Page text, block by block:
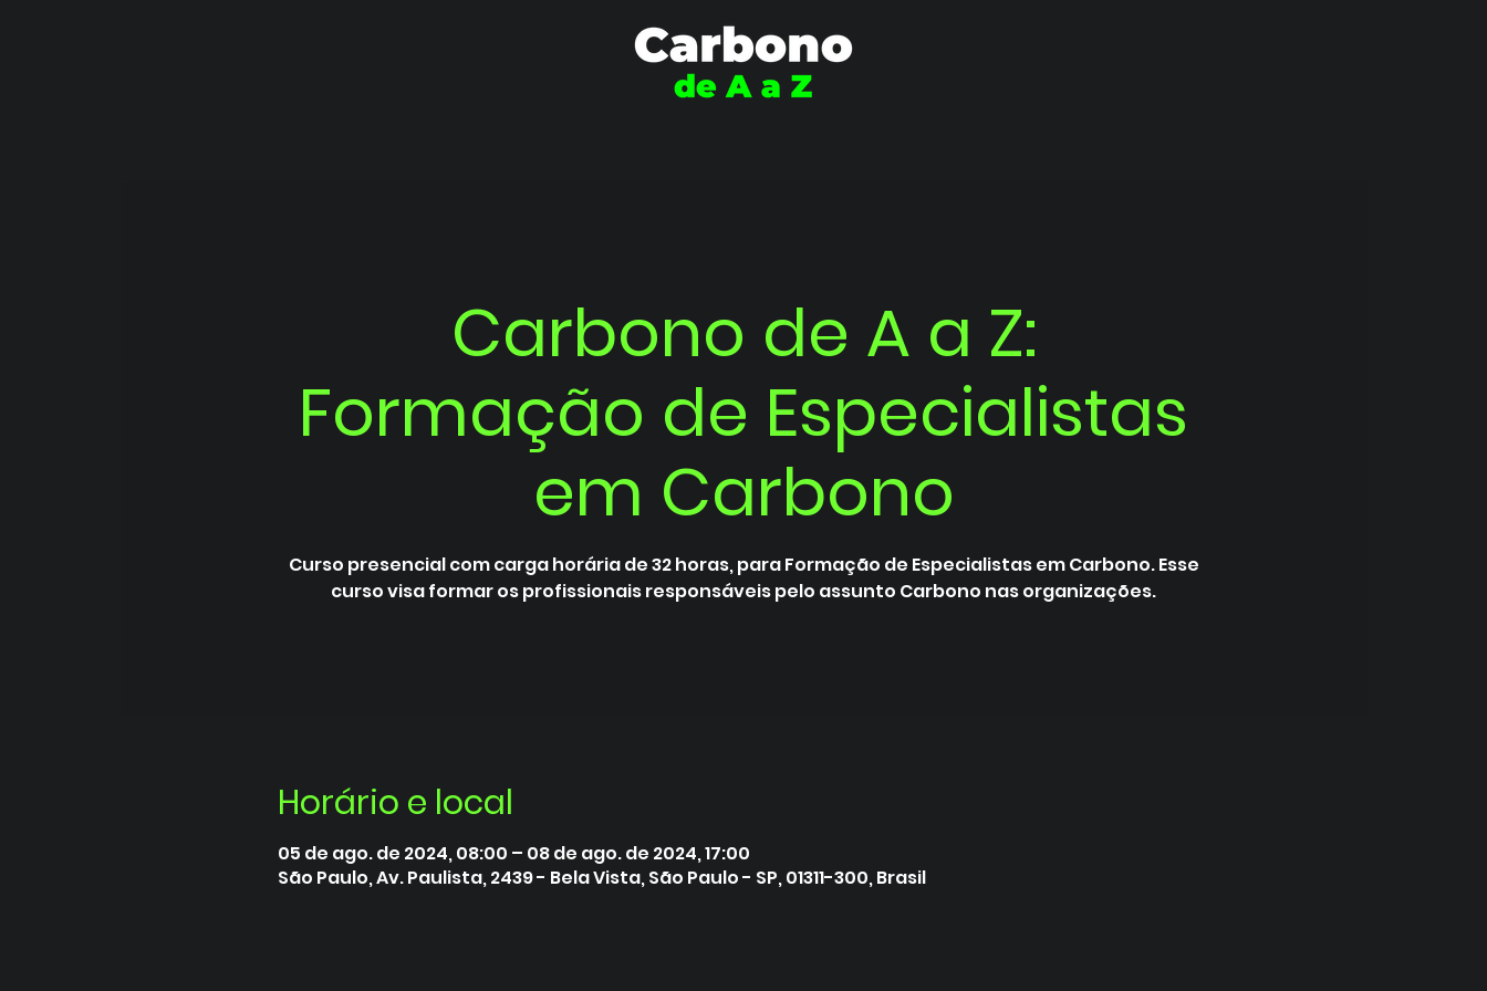
Carbono de A a Z:
Formação de Especialistas
em Carbono
Curso presencial com carga horária de 32 horas, para Formação de Especialistas em Carbono. Esse
curso visa formar os profissionais responsáveis pelo assunto Carbono nas organizações.
Horário e local
05 de ago. de 2024, 08:00 – 08 de ago. de 2024, 17:00
São Paulo, Av. Paulista, 2439 - Bela Vista, São Paulo - SP, 01311-300, Brasil